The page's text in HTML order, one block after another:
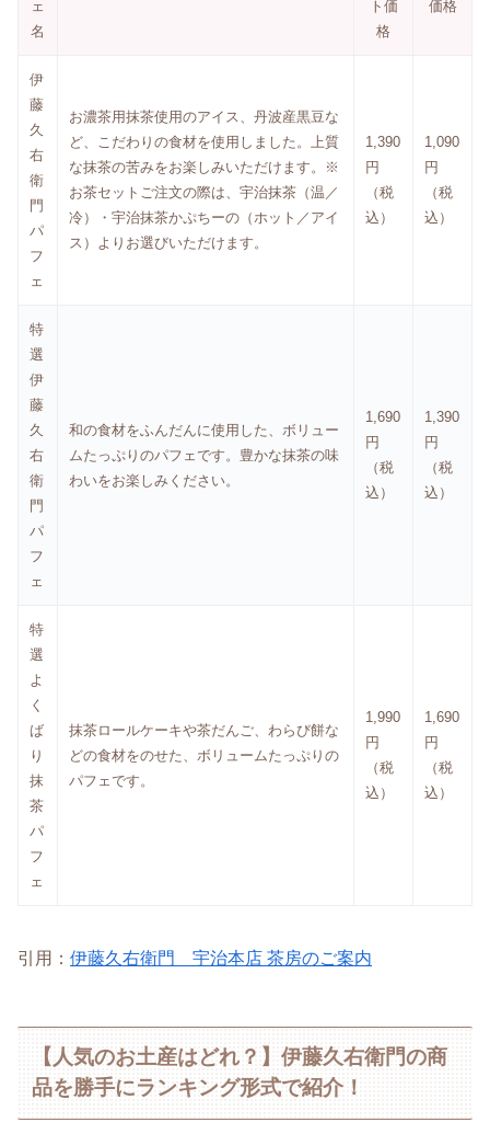
ェ
名
ト価
格
価格
伊
藤
久
右
衛
門
パ
フ
ェ
お濃茶用抹茶使用のアイス、丹波産黒豆な
ど、こだわりの食材を使用しました。上質
な抹茶の苦みをお楽しみいただけます。※
お茶セットご注文の際は、宇治抹茶（温／
冷）・宇治抹茶かぷちーの（ホット／アイ
ス）よりお選びいただけます。
1,390
円
（税
込）
1,090
円
（税
込）
特
選
伊
藤
久
右
衛
門
パ
フ
ェ
和の食材をふんだんに使用した、ボリュー
ムたっぷりのパフェです。豊かな抹茶の味
わいをお楽しみください。
1,690
円
（税
込）
1,390
円
（税
込）
特
選
よ
く
ば
り
抹
茶
パ
フ
ェ
抹茶ロールケーキや茶だんご、わらび餅な
どの食材をのせた、ボリュームたっぷりの
パフェです。
1,990
円
（税
込）
1,690
円
（税
込）
引用： 伊藤久右衛門 宇治本店 茶房のご案内
【人気のお土産はどれ？】伊藤久右衛門の商
品を勝手にランキング形式で紹介！